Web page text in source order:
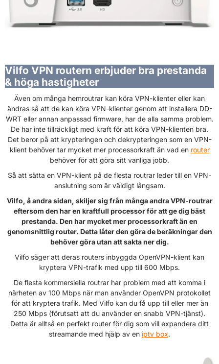
Vilfo VPN routern erbjuder bra prestanda
& höga hastigheter
Även om många hemroutrar kan köra VPN-klienter eller kan
ändras så att de kan köra VPN-klienter genom att installera DD-
WRT eller annan anpassad firmware, har de alla samma problem.
De har inte tillräckligt med kraft för att köra VPN-klienten bra.
Det beror på att krypteringen och dekrypteringen som en VPN-
klient behöver tar mycket mer processorkraft än vad en router
behöver för att göra sitt vanliga jobb.
Så att sätta en VPN-klient på de flesta routrar leder till en VPN-
anslutning som är väldigt långsam.
Vilfo, å andra sidan, skiljer sig från många andra VPN-routrar
eftersom den har en kraftfull processor för att ge dig bäst
prestanda. Den har mycket mer processorkraft än en
genomsnittlig router. Detta låter den göra de beräkningar den
behöver göra utan att sakta ner dig.
Vilfo säger att deras routers inbyggda OpenVPN-klient kan
kryptera VPN-trafik med upp till 600 Mbps.
De flesta kommersiella routrar har problem med att komma i
närheten av 100 Mbps när man använder OpenVPN protokollet
för att kryptera trafik. Med Vilfo kan du få upp till eller mer än
250 Mbps (förutsatt att du använder en snabb VPN-tjänst).
Detta är alltså en perfekt router för dig som vill expandera ditt
streamande med hjälp av en iptv box.